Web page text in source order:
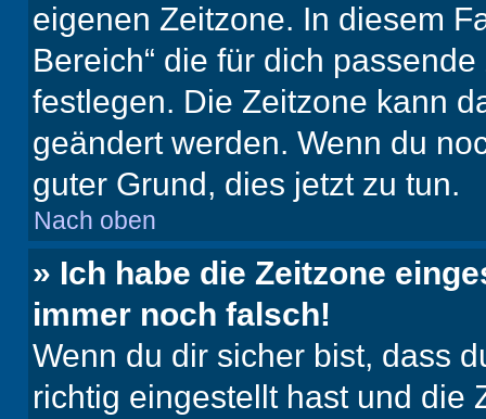
eigenen Zeitzone. In diesem
Bereich“ die für dich
festlegen. Die Zeitzone kann
geändert werden. Wenn du
guter Grund, dies jetzt zu tun.
Nach oben
» Ich habe die Zeitzone
immer noch falsch!
Wenn du dir sicher bist, dass
richtig eingestellt hast und die